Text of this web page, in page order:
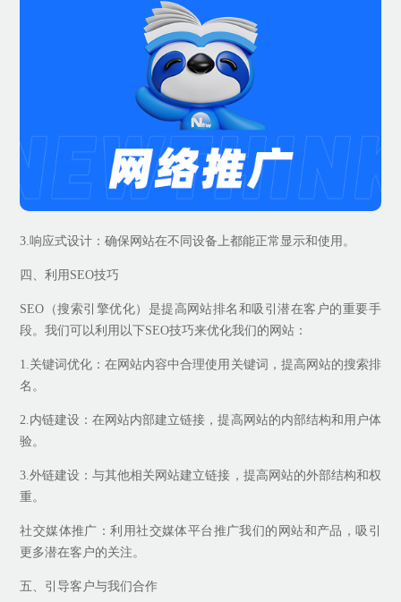
3.响应式设计：确保网站在不同设备上都能正常显示和使用。
四、利用SEO技巧
SEO（搜索引擎优化）是提高网站排名和吸引潜在客户的重要手
段。我们可以利用以下SEO技巧来优化我们的网站：
1.关键词优化：在网站内容中合理使用关键词，提高网站的搜索排
名。
2.内链建设：在网站内部建立链接，提高网站的内部结构和用户体
验。
3.外链建设：与其他相关网站建立链接，提高网站的外部结构和权
重。
社交媒体推广：利用社交媒体平台推广我们的网站和产品，吸引
更多潜在客户的关注。
五、引导客户与我们合作